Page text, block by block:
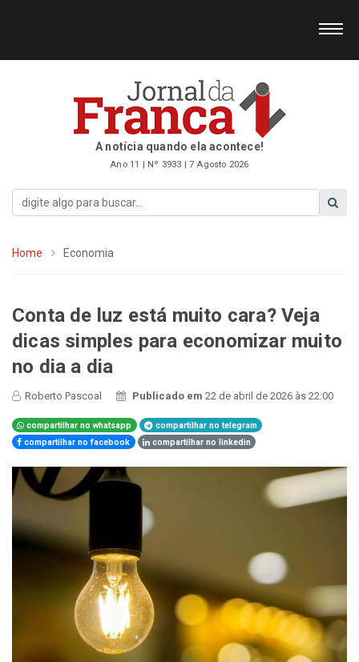
A notícia quando ela acontece!
Ano 11 | Nº 3933 | 7 Agosto 2026
Home Economia
Conta de luz está muito cara? Veja
dicas simples para economizar muito
no dia a dia
Roberto Pascoal Publicado em22 de abril de 2026 às 22:00
compartilhar no whatsapp
compartilhar no telegram
compartilhar no facebook
compartilhar no linkedin